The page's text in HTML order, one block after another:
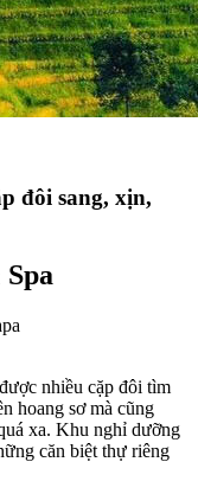
đôi sang, xịn,
nhiều cặp đôi tìm
hoang sơ mà cũng
xa. Khu nghỉ dưỡng
căn biệt thự riêng